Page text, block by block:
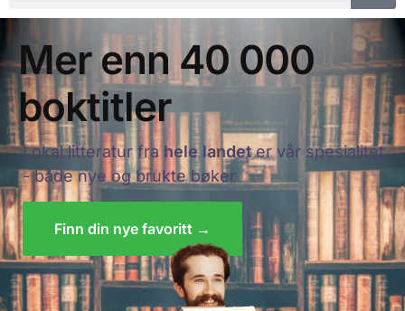
Mer enn 40 000
boktitler
Lokal litteratur frahele landeter vår spesialitet
- både nye og brukte bøker
Finn din nye favoritt →